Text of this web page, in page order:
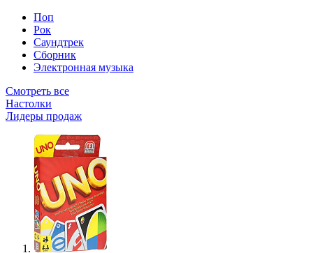
Поп
Рок
Саундтрек
Сборник
Электронная музыка
Смотреть все
Настолки
Лидеры продаж